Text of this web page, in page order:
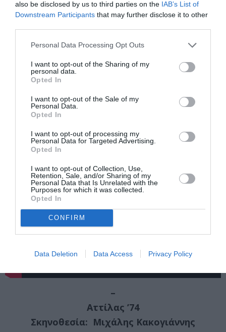
also be disclosed by us to third parties on the IAB’s List of
Downstream Participants that may further disclose it to other
Personal Data Processing Opt Outs
I want to opt-out of the Sharing of my
personal data.
Opted In
I want to opt-out of the Sale of my
Personal Data.
Opted In
I want to opt-out of processing my
Personal Data for Targeted Advertising.
Opted In
I want to opt-out of Collection, Use,
Retention, Sale, and/or Sharing of my
Personal Data that Is Unrelated with the
Purposes for which it was collected.
Opted In
CONFIRM
Data Deletion Data Access Privacy Policy
κληρονομιά που θα τους αφήσει, όταν πεθάνει. Μία
μέρα, στη δουλειά του θα έρθουν κάποιοι γονείς, οι
οποίο στέλνονται από το ένα τμήμα στο άλλο,
περιοχής του να απομακρυνθεί και να κτιστεί στη θέση
μία παιδική χαρά. Η ζωή του Watanabe θα κλονιστεί και
θα αλλάξει οριστικά, όταν πληροφορηθεί ότι έχει
χρόνο ζωής πλέον.
–
Αττίλας ’74
Σκηνοθεσία: Μιχάλης Κακογιάννης